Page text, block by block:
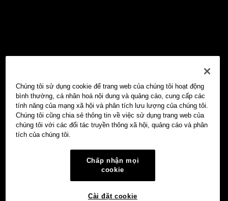
Chúng tôi sử dụng cookie để trang web của chúng tôi hoạt động
bình thường, cá nhân hoá nội dung và quảng cáo, cung cấp các
tính năng của mạng xã hội và phân tích lưu lượng của chúng tôi.
Chúng tôi cũng chia sẻ thông tin về việc sử dụng trang web của
chúng tôi với các đối tác truyền thông xã hội, quảng cáo và phân
tích của chúng tôi.
Chấp nhận mọi
cookie
Cài đặt cookie